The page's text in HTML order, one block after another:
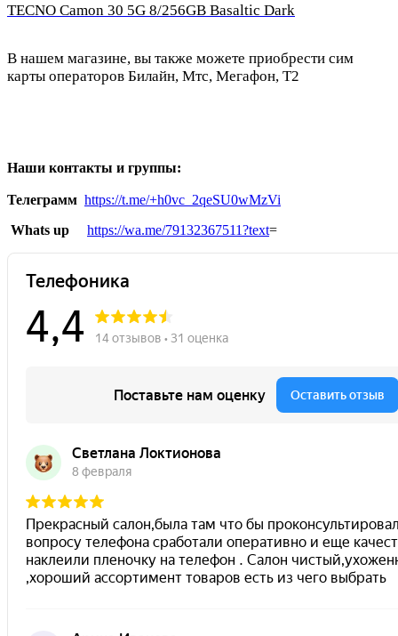
TECNO Camon 30 5G 8/256GB Basaltic Dark
В нашем магазине, вы также можете приобрести сим
карты операторов Билайн, Мтс, Мегафон, Т2
Наши контакты и группы:
Телеграмм https://t.me/+h0vc_2qeSU0wMzVi
Whats up
https://wa.me/79132367511?text=